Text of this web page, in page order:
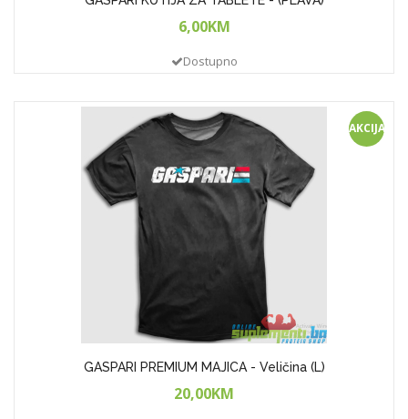
6,00KM
Dostupno
AKCIJA!
GASPARI PREMIUM MAJICA - Veličina (L)
20,00KM